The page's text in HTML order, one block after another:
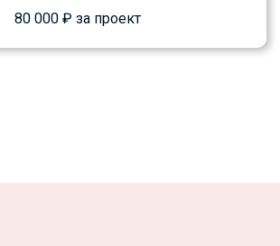
80 000 ₽ за проект